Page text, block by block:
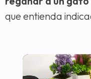
que entienda